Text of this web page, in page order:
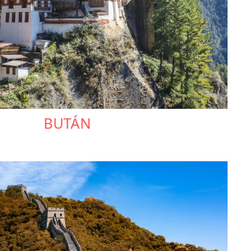
BUTÁN